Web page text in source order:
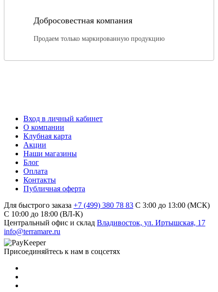
Добросовестная компания
Продаем только маркированную продукцию
Вход в личный кабинет
О компании
Клубная карта
Акции
Наши магазины
Блог
Оплата
Контакты
Публичная оферта
Для быстрого заказа +7 (499) 380 78 83 С 3:00 до 13:00 (МСК)
C 10:00 до 18:00 (ВЛ-К)
Центральный офис и склад Владивосток, ул. Иртышская, 17
info@terramare.ru
Присоединяйтесь к нам в соцсетях